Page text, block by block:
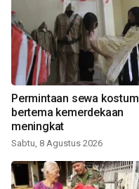
Permintaan sewa kostum
bertema kemerdekaan
meningkat
Sabtu, 8 Agustus 2026